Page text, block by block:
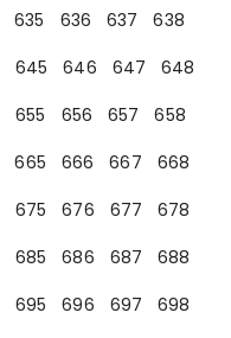
635 636 637
638
645 646 647
648
655 656 657
658
665 666 667
668
675 676 677
678
685 686 687
688
695 696 697
698